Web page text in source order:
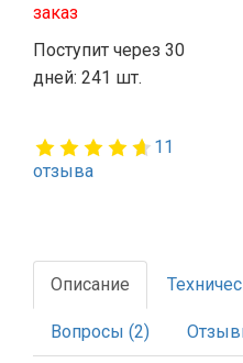
заказ
Поступит через 30
дней: 241 шт.
11
отзыва
Описание
Вопросы (2)